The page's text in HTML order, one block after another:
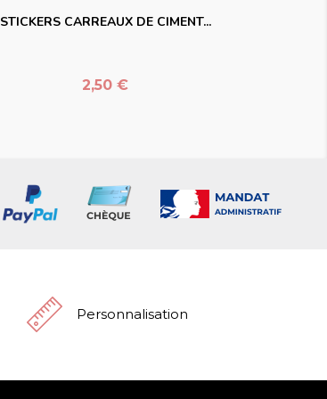
STICKERS CARREAUX DE CIMENT...
Prix
2,50 €
Personnalisation